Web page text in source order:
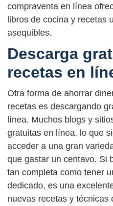
compraventa en línea
libros de cocina y recetas
asequibles.
Descarga
recetas en
Otra forma de ahorrar
recetas es descargando
línea. Muchos blogs y
gratuitas en línea, lo que
acceder a una gran
que gastar un centavo. Si
tan completa como tener
dedicado, es una
nuevas recetas y técnicas